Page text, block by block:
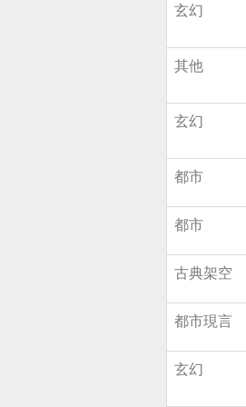
玄幻
其他
玄幻
都市
都市
古典架空
都市現言
玄幻